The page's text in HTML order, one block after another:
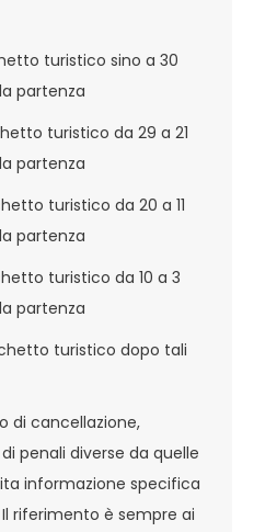
turistico sino a 30
partenza
turistico da 29 a 21
partenza
turistico da 20 a 11
partenza
turistico da 10 a 3
partenza
turistico dopo tali
di cancellazione,
penali diverse da quelle
informazione specifica
riferimento è sempre ai